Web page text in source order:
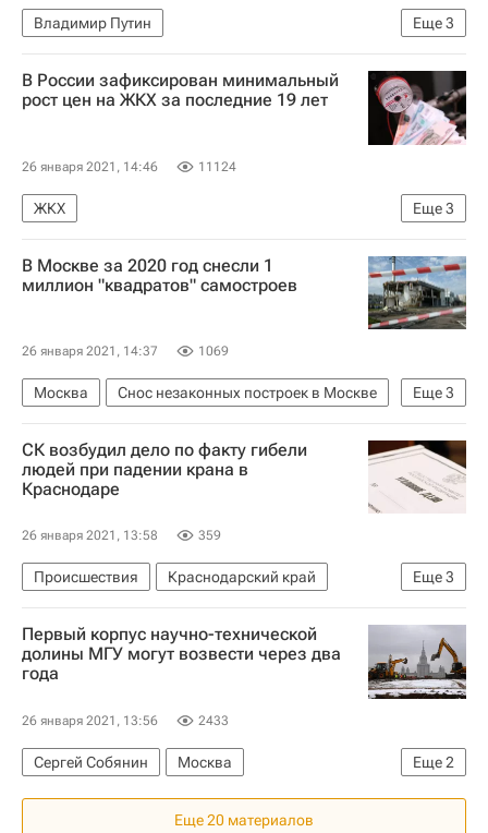
Еще3
Владимир Путин
Химки (городской округ в Московской области)
Московская область (Подмосковье)
Дороги
В России зафиксирован минимальный
рост цен на ЖКХ за последние 19 лет
26 января 2021, 14:46 11124
Еще3
ЖКХ
Федеральная антимонопольная служба (ФАС России)
Цены
Тарифы
В Москве за 2020 год снесли 1
миллион "квадратов" самостроев
26 января 2021, 14:37 1069
Еще3
Москва
Снос незаконных построек в Москве
Коммерческая недвижимость
Недвижимость
Снос
СК возбудил дело по факту гибели
людей при падении крана в
Краснодаре
26 января 2021, 13:58 359
Еще3
Происшествия
Краснодарский край
Краснодар
Следственный комитет России (СК РФ)
Строители
Первый корпус научно-технической
долины МГУ могут возвести через два
года
26 января 2021, 13:56 2433
Еще2
Сергей Собянин
Москва
МГУ имени М. В. Ломоносова
Строительство
Еще 20 материалов